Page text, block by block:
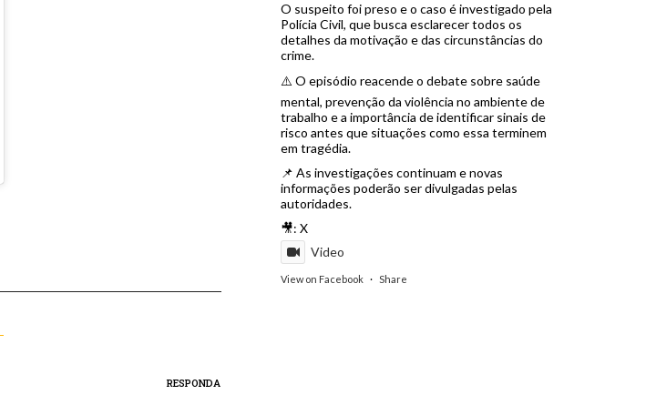
RESPONDA
O suspeito foi preso e o caso é investigado pela
Polícia Civil, que busca esclarecer todos os
detalhes da motivação e das circunstâncias do
crime.
⚠️ O episódio reacende o debate sobre saúde
mental, prevenção da violência no ambiente de
trabalho e a importância de identificar sinais de
risco antes que situações como essa terminem
em tragédia.
📌 As investigações continuam e novas
informações poderão ser divulgadas pelas
autoridades.
🎥: X
Video
View on Facebook · Share